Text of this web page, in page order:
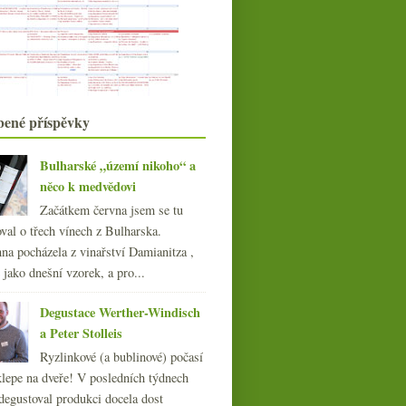
Silvaner z Würzburgu a
GG od Weingut am Stein
ledna(21)
(239)
(239)
(240)
(250)
(251)
(254)
(249)
(254)
(252)
(249)
(249)
(270)
(108)
příspěvky
Bulharské „území nikoho“ a
něco k medvědovi
Začátkem června jsem se tu
o třech vínech z Bulharska.
pocházela z vinařství Damianitza ,
jako dnešní vzorek, a pro...
Degustace Werther-Windisch
a Peter Stolleis
Ryzlinkové (a bublinové) počasí
na dveře! V posledních týdnech
produkci docela dost